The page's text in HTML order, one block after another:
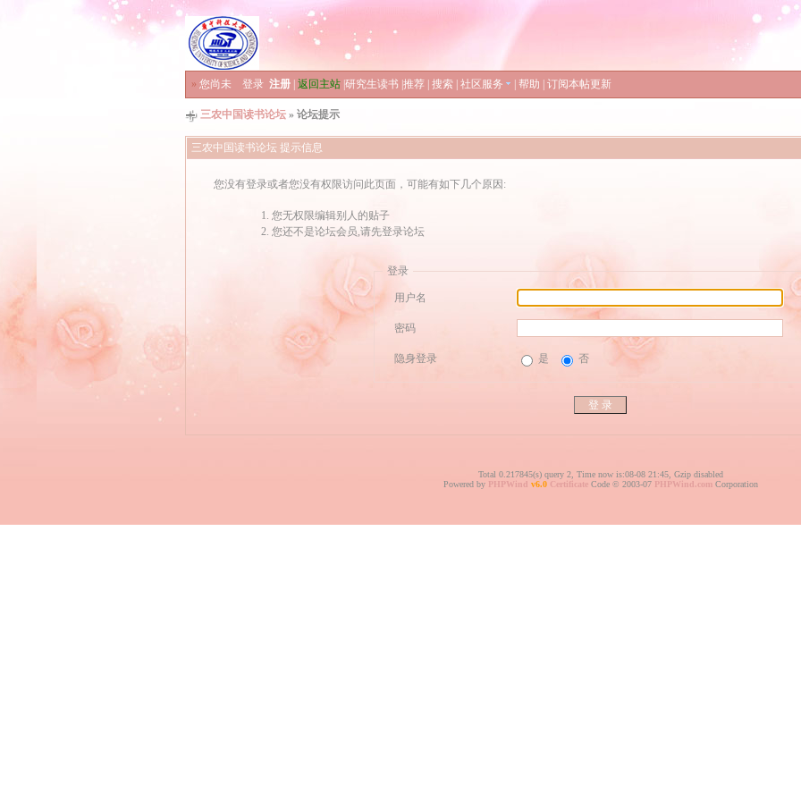
» 您尚未 登录 注册 返回主站 研究生读书 推荐 搜索 社区服务 帮助 订阅本帖更新
三农中国读书论坛 » 论坛提示
三农中国读书论坛 提示信息
您没有登录或者您没有权限访问此页面，可能有如下几个原因:
您无权限编辑别人的贴子
您还不是论坛会员,请先登录论坛
登录
用户名
密码
隐身登录 是 否
Total 0.217845(s) query 2, Time now is:08-08 21:45, Gzip disabled
Powered by PHPWind v6.0 Certificate Code © 2003-07 PHPWind.com Corporation